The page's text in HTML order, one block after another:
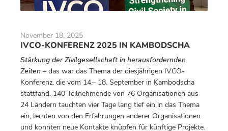
November 18, 2025
IVCO-KONFERENZ 2025 IN KAMBODSCHA
Stärkung der Zivilgesellschaft in herausfordernden
Zeiten – das war das Thema der diesjährigen IVCO-
Konferenz, die vom 14.– 18. September in Kambodscha
stattfand. 140 Teilnehmende von 76 Organisationen aus
24 Ländern tauchten vier Tage lang tief ein in das Thema
ein, lernten von den Erfahrungen anderer Organisationen
und konnten neue Kontakte knüpfen für künftige Projekte.